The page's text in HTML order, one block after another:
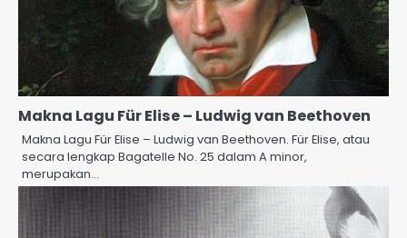
Makna Lagu Für Elise – Ludwig van Beethoven
Makna Lagu Für Elise – Ludwig van Beethoven. Für Elise, atau
secara lengkap Bagatelle No. 25 dalam A minor,
merupakan…